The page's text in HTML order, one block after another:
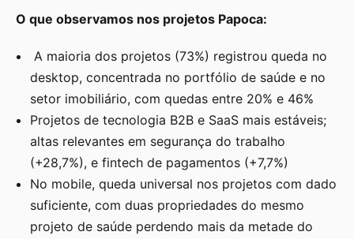
O que observamos nos projetos Papoca:
A maioria dos projetos (73%) registrou queda no
desktop, concentrada no portfólio de saúde e no
setor imobiliário, com quedas entre 20% e 46%
Projetos de tecnologia B2B e SaaS mais estáveis;
altas relevantes em segurança do trabalho
(+28,7%), e fintech de pagamentos (+7,7%)
No mobile, queda universal nos projetos com dado
suficiente, com duas propriedades do mesmo
projeto de saúde perdendo mais da metade do